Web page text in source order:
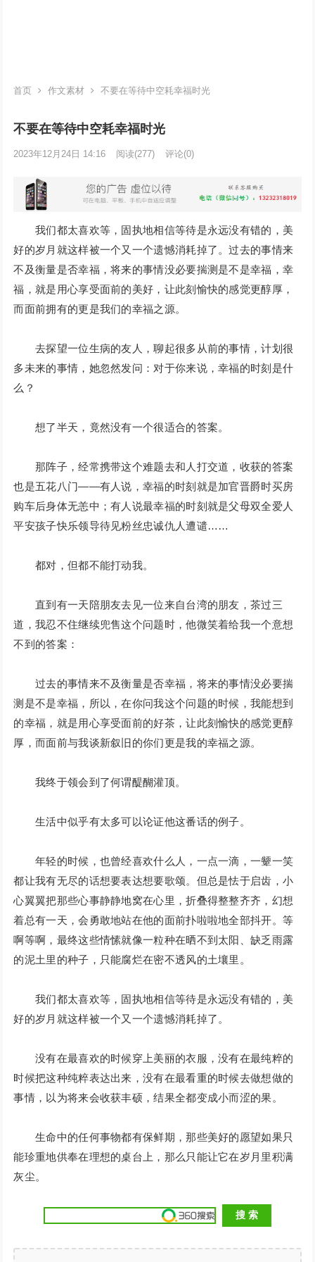
首页 作文素材 不要在等待中空耗幸福时光
不要在等待中空耗幸福时光
2023年12月24日 14:16 阅读(277) 评论(0)
我们都太喜欢等，固执地相信等待是永远没有错的，美
好的岁月就这样被一个又一个遗憾消耗掉了。过去的事情来
不及衡量是否幸福，将来的事情没必要揣测是不是幸福，幸
福，就是用心享受面前的美好，让此刻愉快的感觉更醇厚，
而面前拥有的更是我们的幸福之源。
去探望一位生病的友人，聊起很多从前的事情，计划很
多未来的事情，她忽然发问：对于你来说，幸福的时刻是什
么？
想了半天，竟然没有一个很适合的答案。
那阵子，经常携带这个难题去和人打交道，收获的答案
也是五花八门——有人说，幸福的时刻就是加官晋爵时买房
购车后身体无恙中；有人说最幸福的时刻就是父母双全爱人
平安孩子快乐领导待见粉丝忠诚仇人遭谴……
都对，但都不能打动我。
直到有一天陪朋友去见一位来自台湾的朋友，茶过三
道，我忍不住继续兜售这个问题时，他微笑着给我一个意想
不到的答案：
过去的事情来不及衡量是否幸福，将来的事情没必要揣
测是不是幸福，所以，在你问我这个问题的时候，我能想到
的幸福，就是用心享受面前的好茶，让此刻愉快的感觉更醇
厚，而面前与我谈新叙旧的你们更是我的幸福之源。
我终于领会到了何谓醍醐灌顶。
生活中似乎有太多可以论证他这番话的例子。
年轻的时候，也曾经喜欢什么人，一点一滴，一颦一笑
都让我有无尽的话想要表达想要歌颂。但总是怯于启齿，小
心翼翼把那些心事静静地窝在心里，折叠得整整齐齐，幻想
着总有一天，会勇敢地站在他的面前扑啦啦地全部抖开。等
啊等啊，最终这些情愫就像一粒种在晒不到太阳、缺乏雨露
的泥土里的种子，只能腐烂在密不透风的土壤里。
我们都太喜欢等，固执地相信等待是永远没有错的，美
好的岁月就这样被一个又一个遗憾消耗掉了。
没有在最喜欢的时候穿上美丽的衣服，没有在最纯粹的
时候把这种纯粹表达出来，没有在最看重的时候去做想做的
事情，以为将来会收获丰硕，结果全都变成小而涩的果。
生命中的任何事物都有保鲜期，那些美好的愿望如果只
能珍重地供奉在理想的桌台上，那么只能让它在岁月里积满
灰尘。